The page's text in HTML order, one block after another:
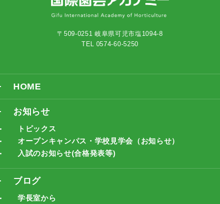
〒509-0251 岐阜県可児市塩1094-8
TEL 0574-60-5250
HOME
お知らせ
トピックス
オープンキャンパス・学校見学会（お知らせ）
入試のお知らせ(合格発表等)
ブログ
学長室から